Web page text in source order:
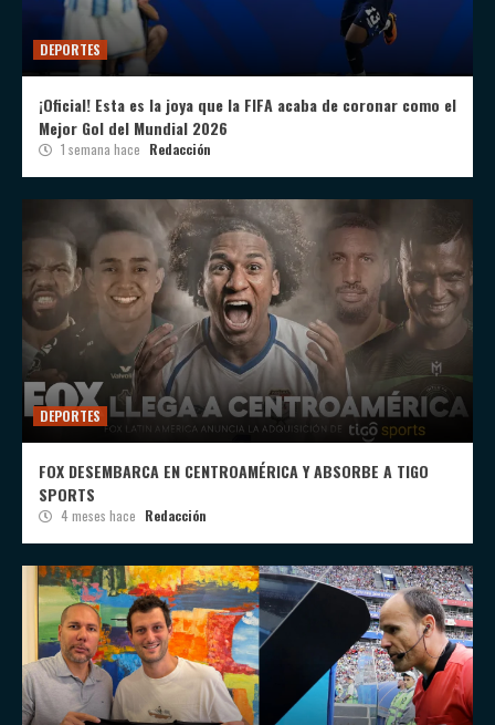
DEPORTES
¡Oficial! Esta es la joya que la FIFA acaba de coronar como el
Mejor Gol del Mundial 2026
1 semana hace Redacción
DEPORTES
FOX DESEMBARCA EN CENTROAMÉRICA Y ABSORBE A TIGO
SPORTS
4 meses hace Redacción